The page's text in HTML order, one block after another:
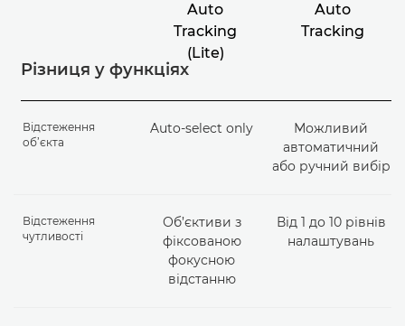
Різниця у функціях
Auto
Tracking
(Lite)
Auto
Tracking
Відстеження
об’єкта
Auto-select only
Можливий
автоматичний
або ручний вибір
Відстеження
чутливості
Об’єктиви з
фіксованою
фокусною
відстанню
Від 1 до 10 рівнів
налаштувань